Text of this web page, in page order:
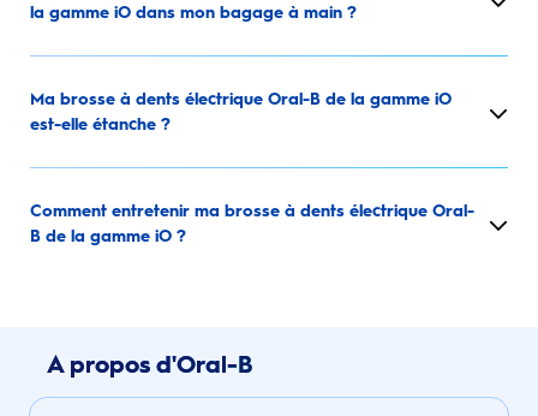
la gamme iO dans mon bagage à main ?
Ma brosse à dents électrique Oral-B de la gamme iO
est-elle étanche ?
Comment entretenir ma brosse à dents électrique Oral-
B de la gamme iO ?
A propos d'Oral-B